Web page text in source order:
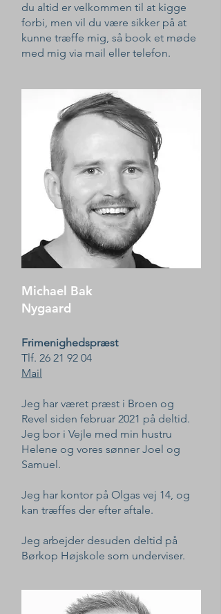
du altid er velkommen til at kigge
forbi, men vil du være sikker på at
kunne træffe mig, så book et møde
med mig via mail eller telefon.
Michael Bak
Nygaard
Frimenighedspræst
Tlf. 26 21 92 04
Mail
Jeg har været præst i Broen og
Revel siden februar 2021 på deltid.
Jeg bor i Vejle med min hustru
Helene og vores sønner Joel og
Samuel.
Jeg har kontor på Olgas vej 14, og
kan træffes der efter aftale.
Jeg arbejder desuden deltid på
Børkop Højskole som underviser.